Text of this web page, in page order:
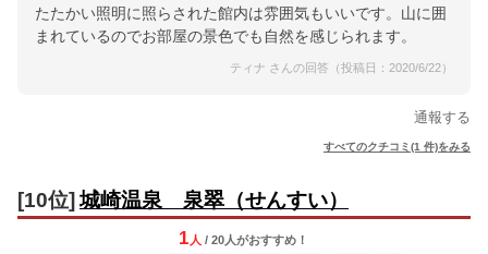
たたかい照明に照らされた館内は雰囲気もいいです。山に囲
まれているのでお部屋の景色でも自然を感じられます。
ティナ さんの回答（投稿日：2020/6/22）
通報する
すべてのクチコミ(1 件)をみる
[10位] 城崎温泉 泉翠（せんすい）
1 人 / 20人がおすすめ！